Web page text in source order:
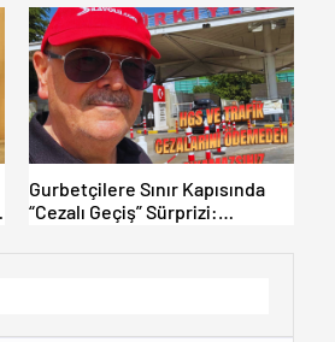
Gurbetçilere Sınır Kapısında
“Cezalı Geçiş” Sürprizi: